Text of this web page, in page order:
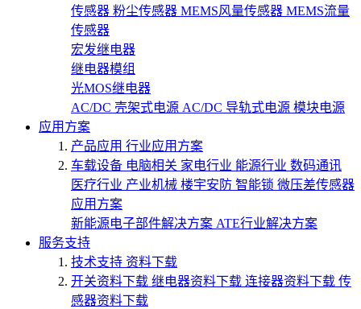
传感器 粉尘传感器 MEMS风量传感器 MEMS流量
传感器
宏发继电器
继电器模组
光MOS继电器
AC/DC 壳架式电源 AC/DC 导轨式电源 模块电源
应用方案
产品应用 行业应用方案
车载设备 电脑相关 家电行业 能源行业 数码通讯
医疗行业 产业机械 楼宇安防 智能锁 微压差传感器
应用方案
新能源电子部件解决方案 ATE行业解决方案
服务支持
技术支持 资料下载
开关资料下载 继电器资料下载 连接器资料下载 传
感器资料下载